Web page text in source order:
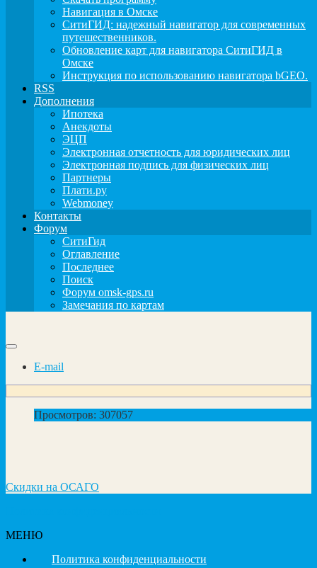
Навигация в Омске
СитиГИД: надежный навигатор для современных
путешественников.
Обновление карт для навигатора СитиГИД в
Омске
Инструкция по использованию навигатора bGEO.
RSS
Дополнения
Ипотека
Анекдоты
ЭЦП
Электронная отчетность для юридических лиц
Электронная подпись для физических лиц
Партнеры
Плати.ру
Webmoney
Контакты
Форум
СитиГид
Оглавление
Последнее
Поиск
Форум omsk-gps.ru
Замечания по картам
E-mail
Просмотров: 307057
Скидки на ОСАГО
МЕНЮ
Политика конфиденциальности